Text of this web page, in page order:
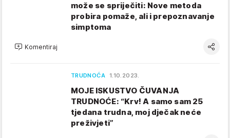
može se spriječiti: Nove metoda
probira pomaže, ali i prepoznavanje
simptoma
Komentiraj
TRUDNOĆA 1.10.2023.
MOJE ISKUSTVO ČUVANJA
TRUDNOĆE: “Krv! A samo sam 25
tjedana trudna, moj dječak neće
preživjeti”